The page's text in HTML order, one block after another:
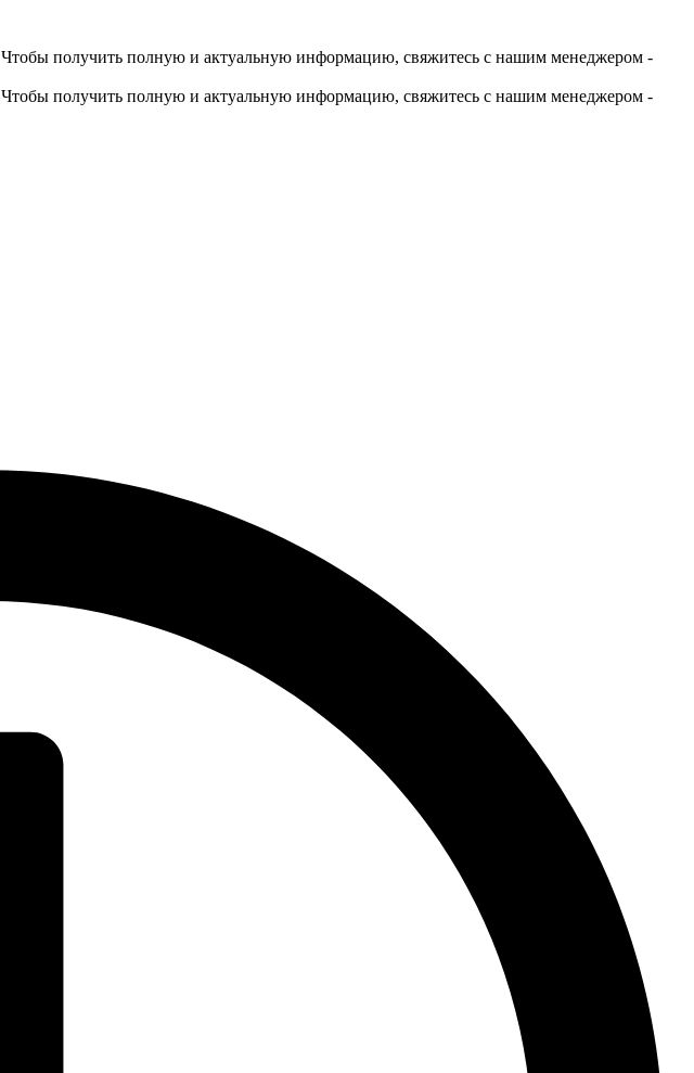
Чтобы получить полную и актуальную информацию, свяжитесь с нашим менеджером -
Чтобы получить полную и актуальную информацию, свяжитесь с нашим менеджером -